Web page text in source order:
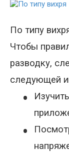
По типу
Чтобы
разводку,
следующей
•
•